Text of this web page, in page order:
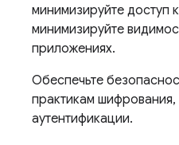
минимизируйте доступ
минимизируйте
приложениях.
Обеспечьте
практикам шифрования,
аутентификации.